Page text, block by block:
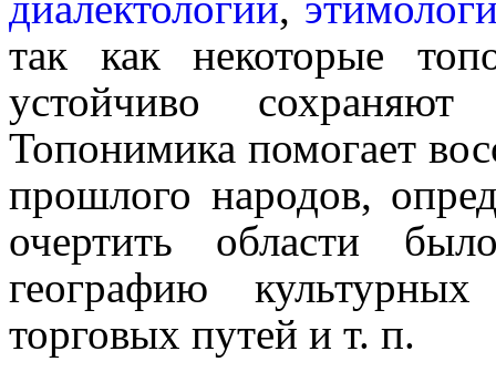
так как некоторые
устойчиво
Топонимика помогает
прошлого народов,
очертить области
географию
торговых путей и т. п.